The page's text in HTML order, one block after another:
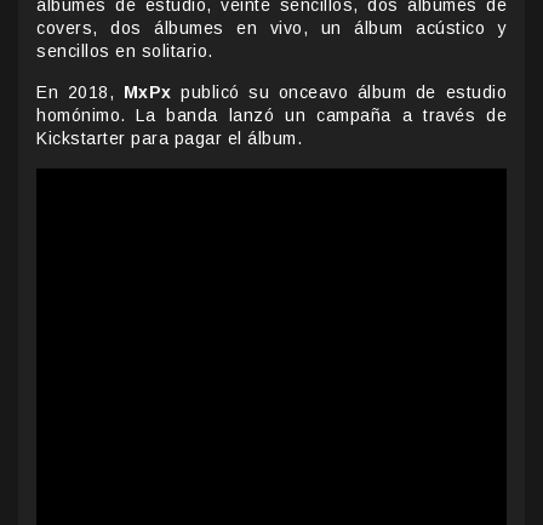
álbumes de estudio, veinte sencillos, dos álbumes de
covers, dos álbumes en vivo, un álbum acústico y
sencillos en solitario.
En 2018, MxPx publicó su onceavo álbum de estudio
homónimo. La banda lanzó un campaña a través de
Kickstarter para pagar el álbum.